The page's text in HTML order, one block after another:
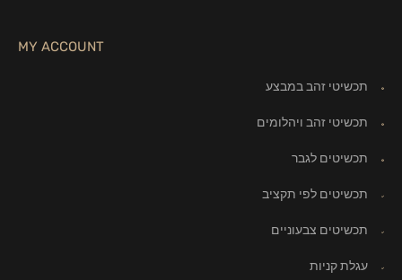
MY ACCOUNT
תכשיטי זהב במבצע
תכשיטי זהב ויהלומים
תכשיטים לגבר
תכשיטים לפי תקציב
תכשיטים צבעוניים
עגלת קניות